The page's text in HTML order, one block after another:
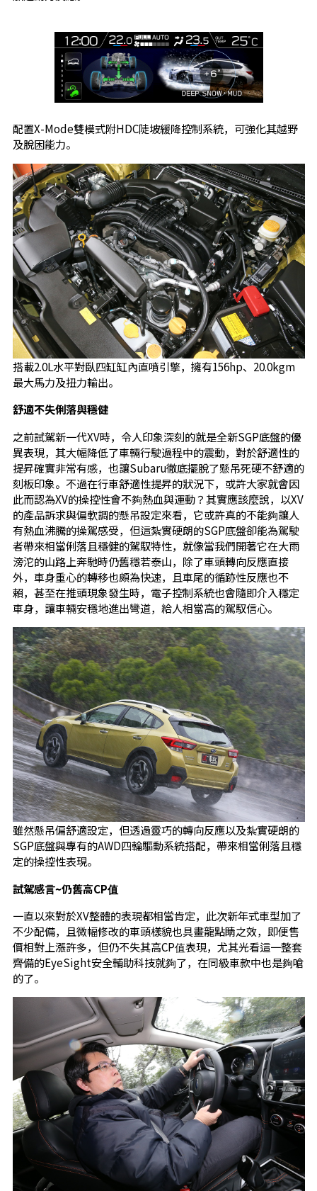
配置X-Mode雙模式附HDC陡坡緩降控制系統，可強化其越野
及脫困能力。
搭載2.0L水平對臥四缸缸內直噴引擎，擁有156hp、20.0kgm
最大馬力及扭力輸出。
舒適不失俐落與穩健
之前試駕新一代XV時，令人印象深刻的就是全新SGP底盤的優
異表現，其大幅降低了車輛行駛過程中的震動，對於舒適性的
提昇確實非常有感，也讓Subaru徹底擺脫了懸吊死硬不舒適的
刻板印象。不過在行車舒適性提昇的狀況下，或許大家就會因
此而認為XV的操控性會不夠熱血與運動？其實應該麼說，以XV
的產品訴求與偏軟調的懸吊設定來看，它或許真的不能夠讓人
有熱血沸騰的操駕感受，但這紮實硬朗的SGP底盤卻能為駕駛
者帶來相當俐落且穩健的駕馭特性，就像當我們開著它在大雨
滂沱的山路上奔馳時仍舊穩若泰山，除了車頭轉向反應直接
外，車身重心的轉移也頗為快速，且車尾的循跡性反應也不
賴，甚至在推頭現象發生時，電子控制系統也會隨即介入穩定
車身，讓車輛安穩地進出彎道，給人相當高的駕馭信心。
雖然懸吊偏舒適設定，但透過靈巧的轉向反應以及紮實硬朗的
SGP底盤與專有的AWD四輪驅動系統搭配，帶來相當俐落且穩
定的操控性表現。
試駕感言~仍舊高CP值
一直以來對於XV整體的表現都相當肯定，此次新年式車型加了
不少配備，且微幅修改的車頭樣貌也具畫龍點睛之效，即便售
價相對上漲許多，但仍不失其高CP值表現，尤其光看這一整套
齊備的EyeSight安全輔助科技就夠了，在同級車款中也是夠嗆
的了。